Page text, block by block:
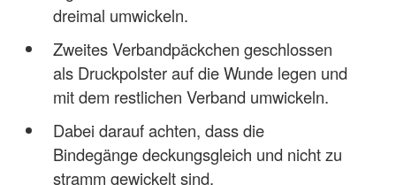
dreimal umwickeln.
Zweites Verbandpäckchen geschlossen
als Druckpolster auf die Wunde legen und
mit dem restlichen Verband umwickeln.
Dabei darauf achten, dass die
Bindegänge deckungsgleich und nicht zu
stramm gewickelt sind.